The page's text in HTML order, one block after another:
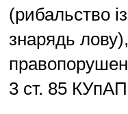
(рибальство
знарядь
3 ст. 85